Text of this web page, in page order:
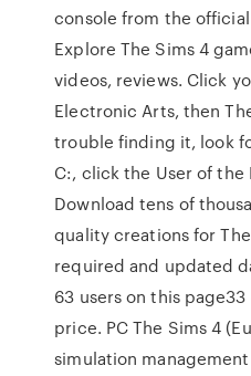
console from the
Explore The Sims 4
videos, reviews. Click
Electronic Arts, then
trouble finding it, look
C:, click the User of the
Download tens of
quality creations for
required and updated
63 users on this
price. PC The Sims 4
simulation